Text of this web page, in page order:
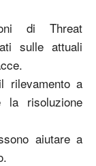
di Threat
sulle attuali
rilevamento a
risoluzione
aiutare a